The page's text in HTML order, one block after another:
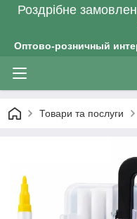
Роздрiбне
Оптово-розничный
Товари та послуги